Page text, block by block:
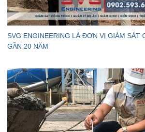
SVG ENGINEERING LÀ ĐƠN VỊ GIÁM SÁT
GẦN 20 NĂM